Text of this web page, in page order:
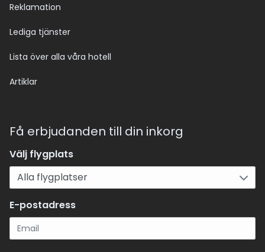
Reklamation
Lediga tjänster
Lista över alla våra hotell
Artiklar
Få erbjudanden till din inkorg
Välj flygplats
E-postadress